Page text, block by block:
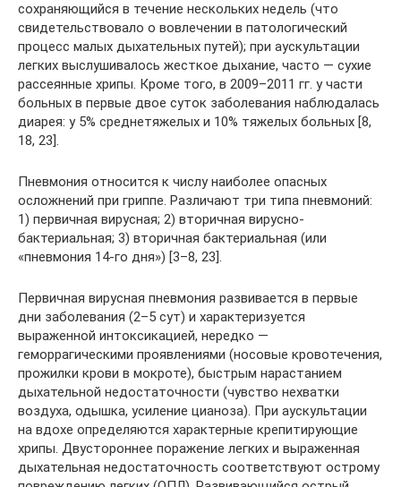
сохраняющийся в течение нескольких недель (что
свидетельствовало о вовлечении в патологический
процесс малых дыхательных путей); при аускультации
легких выслушивалось жесткое дыхание, часто — сухие
рассеянные хрипы. Кроме того, в 2009–2011 гг. у части
больных в первые двое суток заболевания наблюдалась
диарея: у 5% среднетяжелых и 10% тяжелых больных [8,
18, 23].
Пневмония относится к числу наиболее опасных
осложнений при гриппе. Различают три типа пневмоний:
1) первичная вирусная; 2) вторичная вирусно-
бактериальная; 3) вторичная бактериальная (или
«пневмония 14-го дня») [3–8, 23].
Первичная вирусная пневмония развивается в первые
дни заболевания (2–5 сут) и характеризуется
выраженной интоксикацией, нередко —
геморрагическими проявлениями (носовые кровотечения,
прожилки крови в мокроте), быстрым нарастанием
дыхательной недостаточности (чувство нехватки
воздуха, одышка, усиление цианоза). При аускультации
на вдохе определяются характерные крепитирующие
хрипы. Двустороннее поражение легких и выраженная
дыхательная недостаточность соответствуют острому